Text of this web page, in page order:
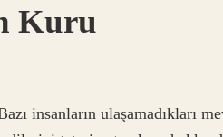
Kuru
insanların ulaşamadıkları